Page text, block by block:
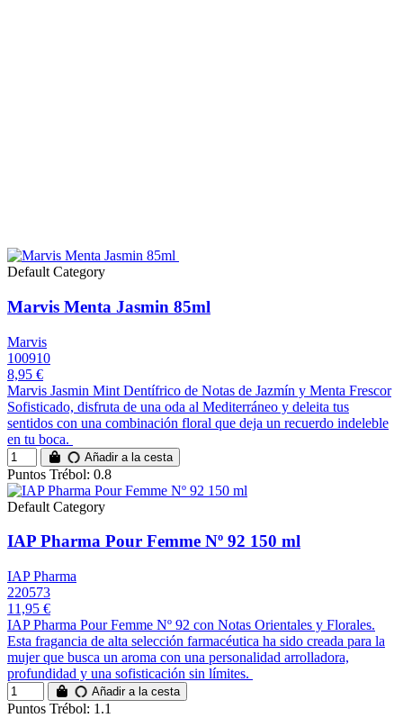
Default Category
Marvis Menta Jasmin 85ml
Marvis
100910
8,95 €
Marvis Jasmin Mint Dentífrico de Notas de Jazmín y Menta Frescor
Sofisticado, disfruta de una oda al Mediterráneo y deleita tus
sentidos con una combinación floral que deja un recuerdo indeleble
en tu boca.
Añadir a la cesta
Puntos Trébol: 0.8
Default Category
IAP Pharma Pour Femme Nº 92 150 ml
IAP Pharma
220573
11,95 €
IAP Pharma Pour Femme Nº 92 con Notas Orientales y Florales.
Esta fragancia de alta selección farmacéutica ha sido creada para la
mujer que busca un aroma con una personalidad arrolladora,
profundidad y una sofisticación sin límites.
Añadir a la cesta
Puntos Trébol: 1.1